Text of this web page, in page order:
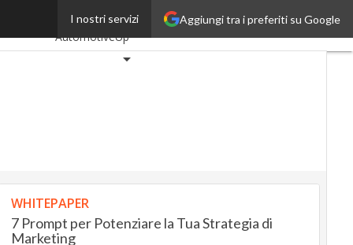
Aggiungi tra i preferiti su Google
I nostri servizi
Ultimi articoli
AutomotiveUp
Proptech
Startup
WHITEPAPER
7 Prompt per Potenziare la Tua Strategia di
Marketing